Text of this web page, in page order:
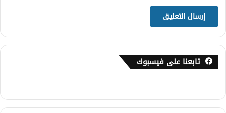
تابعنا على فيسبوك